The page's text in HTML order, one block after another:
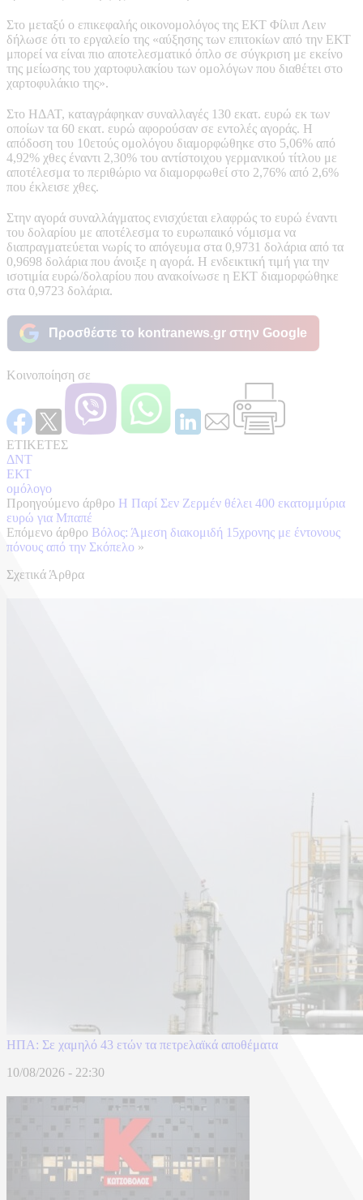
Στο μεταξύ ο επικεφαλής οικονομολόγος της ΕΚΤ Φίλιπ Λειν
δήλωσε ότι το εργαλείο της «αύξησης των επιτοκίων από την ΕΚΤ
μπορεί να είναι πιο αποτελεσματικό όπλο σε σύγκριση με εκείνο
της μείωσης του χαρτοφυλακίου των ομολόγων που διαθέτει στο
χαρτοφυλάκιο της».
Στο ΗΔΑΤ, καταγράφηκαν συναλλαγές 130 εκατ. ευρώ εκ των
οποίων τα 60 εκατ. ευρώ αφορούσαν σε εντολές αγοράς. Η
απόδοση του 10ετούς ομολόγου διαμορφώθηκε στο 5,06% από
4,92% χθες έναντι 2,30% του αντίστοιχου γερμανικού τίτλου με
αποτέλεσμα το περιθώριο να διαμορφωθεί στο 2,76% από 2,6%
που έκλεισε χθες.
Στην αγορά συναλλάγματος ενισχύεται ελαφρώς το ευρώ έναντι
του δολαρίου με αποτέλεσμα το ευρωπαικό νόμισμα να
διαπραγματεύεται νωρίς το απόγευμα στα 0,9731 δολάρια από τα
0,9698 δολάρια που άνοιξε η αγορά. Η ενδεικτική τιμή για την
ισοτιμία ευρώ/δολαρίου που ανακοίνωσε η ΕΚΤ διαμορφώθηκε
στα 0,9723 δολάρια.
Προσθέστε το kontranews.gr στην Google
Κοινοποίηση σε
ΕΤΙΚΕΤΕΣ
ΔΝΤ
ΕΚΤ
ομόλογο
Προηγούμενο άρθρο Η Παρί Σεν Ζερμέν θέλει 400 εκατομμύρια
ευρώ για Μπαπέ
Επόμενο άρθρο Βόλος: Άμεση διακομιδή 15χρονης με έντονους
πόνους από την Σκόπελο »
Σχετικά Άρθρα
ΗΠΑ: Σε χαμηλό 43 ετών τα πετρελαϊκά αποθέματα
10/08/2026 - 22:30